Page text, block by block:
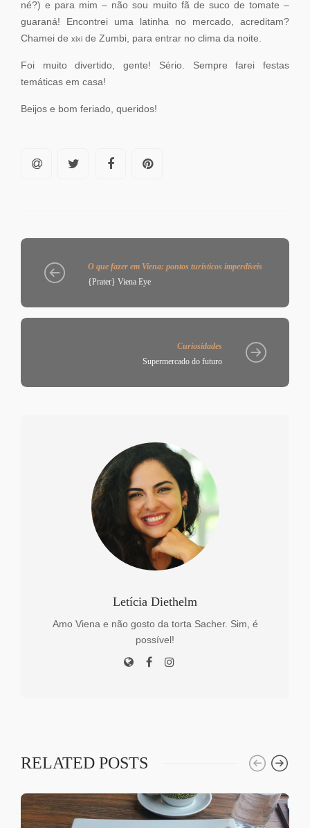
né?) e para mim – não sou muito fã de suco de tomate –
guaraná! Encontrei uma latinha no mercado, acreditam?
Chamei de xixi de Zumbi, para entrar no clima da noite.
Foi muito divertido, gente! Sério. Sempre farei festas
temáticas em casa!
Beijos e bom feriado, queridos!
O que fazer em Viena: pontos turísticos imperdíveis
{Prater} Viena Eye
Curiosidades
Supermercado do futuro
Letícia Diethelm
Amo Viena e não gosto da torta Sacher. Sim, é
possível!
RELATED POSTS